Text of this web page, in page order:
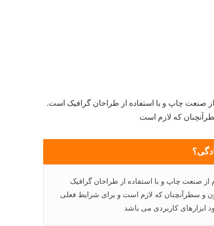
صنعت چاپ و با استفاده از طراحان گرافیک است.
که لازم است
از صنعت چاپ و با استفاده از طراحان گرافیک
و سطرآنچنان که لازم است و برای شرایط فعلی
ابزارهای کاربردی می باشد